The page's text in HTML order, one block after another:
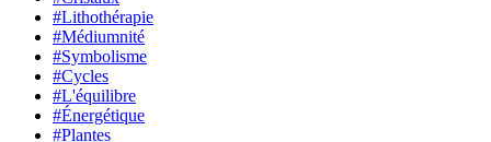
#Lithothérapie
#Médiumnité
#Symbolisme
#Cycles
#L'équilibre
#Énergétique
#Plantes